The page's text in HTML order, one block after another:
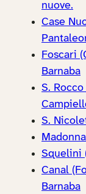
nuove.
Case
Foscari
Barnaba
S.
S.
Squelini
Canal
Barnaba